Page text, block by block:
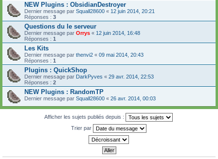
NEW Plugins : ObsidianDestroyer
Dernier message par Squall28600 « 12 juin 2014, 20:21
Réponses : 3
Questions du le serveur
Dernier message par Orrys « 12 juin 2014, 16:48
Réponses : 1
Les Kits
Dernier message par thenvi2 « 09 mai 2014, 20:43
Réponses : 1
Plugins : QuickShop
Dernier message par DarkPyves « 29 avr. 2014, 22:53
Réponses : 2
NEW Plugins : RandomTP
Dernier message par Squall28600 « 26 avr. 2014, 00:03
Afficher les sujets publiés depuis :
Trier par